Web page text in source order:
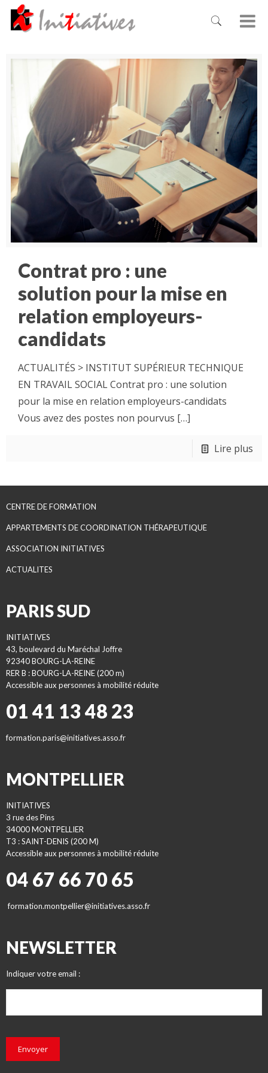
Contrat pro : une
solution pour la mise en
relation employeurs-
candidats
ACTUALITÉS > INSTITUT SUPÉRIEUR TECHNIQUE
EN TRAVAIL SOCIAL Contrat pro : une solution
pour la mise en relation employeurs-candidats
Vous avez des postes non pourvus […]
Lire plus
CENTRE DE FORMATION
APPARTEMENTS DE COORDINATION THÉRAPEUTIQUE
ASSOCIATION INITIATIVES
ACTUALITES
PARIS SUD
INITIATIVES
43, boulevard du Maréchal Joffre
92340 BOURG-LA-REINE
RER B : BOURG-LA-REINE (200 m)
Accessible aux personnes à mobilité réduite
01 41 13 48 23
formation.paris@initiatives.asso.fr
MONTPELLIER
INITIATIVES
3 rue des Pins
34000 MONTPELLIER
T3 : SAINT-DENIS (200 M)
Accessible aux personnes à mobilité réduite
04 67 66 70 65
formation.montpellier@initiatives.asso.fr
NEWSLETTER
Indiquer votre email :
Envoyer